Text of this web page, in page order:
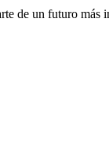
de un futuro